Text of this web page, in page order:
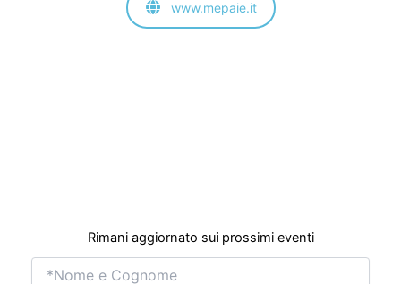
www.mepaie.it
Rimani aggiornato sui prossimi eventi